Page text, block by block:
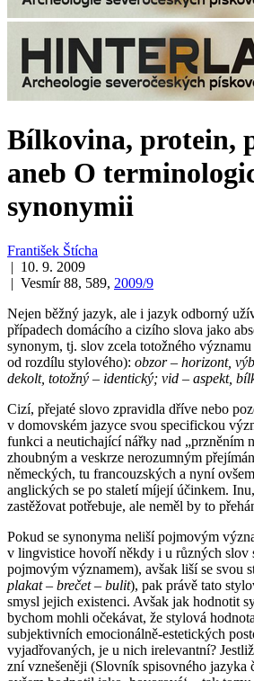
Bílkovina, protein,
aneb O
synonymii
František Štícha
| 10. 9. 2009
| Vesmír 88, 589, 2009/9
Nejen běžný jazyk, ale i jazyk odborný
případech domácího a cizího slova jako
synonym, tj. slov zcela totožného
od rozdílu stylového): obzor – horizont,
dekolt, totožný – identický; vid – aspekt,
Cizí, přejaté slovo zpravidla dříve nebo
v domovském jazyce svou specifickou
funkci a neutichající nářky nad „przněním
zhoubným a veskrze nerozumným
německých, tu francouzských a nyní
anglických se po staletí míjejí účinkem.
zastěžovat potřebuje, ale neměl by to
Pokud se synonyma neliší pojmovým
v lingvistice hovoří někdy i u různých slov
pojmovým významem), avšak liší se svou
plakat – brečet – bulit), pak právě tato
smysl jejich existenci. Avšak jak hodnotit
bychom mohli očekávat, že stylová
subjektivních emocionálně-estetických
vyjadřovaných, je u nich irelevantní?
zní vznešeněji (Slovník spisovného jazyka